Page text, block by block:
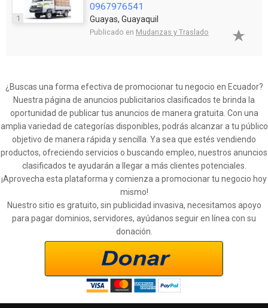
1
0967976541
Guayas, Guayaquil
Publicado en Mudanzas y Traslado
¿Buscas una forma efectiva de promocionar tu negocio en Ecuador?
Nuestra página de anuncios publicitarios clasificados te brinda la
oportunidad de publicar tus anuncios de manera gratuita. Con una
amplia variedad de categorías disponibles, podrás alcanzar a tu público
objetivo de manera rápida y sencilla. Ya sea que estés vendiendo
productos, ofreciendo servicios o buscando empleo, nuestros anuncios
clasificados te ayudarán a llegar a más clientes potenciales.
¡Aprovecha esta plataforma y comienza a promocionar tu negocio hoy
mismo!
Nuestro sitio es gratuito, sin publicidad invasiva, necesitamos apoyo
para pagar dominios, servidores, ayúdanos seguir en línea con su
donación.